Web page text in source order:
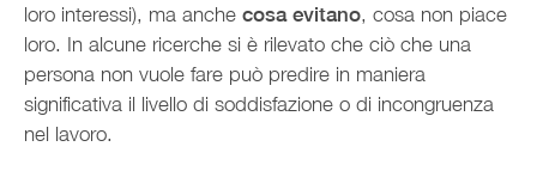
loro interessi), ma anche cosa evitano, cosa non piace
loro. In alcune ricerche si è rilevato che ciò che una
persona non vuole fare può predire in maniera
significativa il livello di soddisfazione o di incongruenza
nel lavoro.